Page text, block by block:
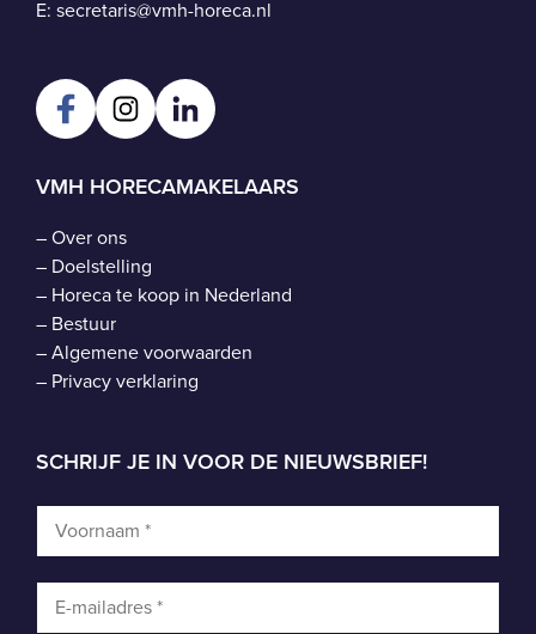
E: secretaris@vmh-horeca.nl
VMH HORECAMAKELAARS
–Over ons
– Doelstelling
– Horeca te koop in Nederland
– Bestuur
–Algemene voorwaarden
– Privacy verklaring
SCHRIJF JE IN VOOR DE NIEUWSBRIEF!